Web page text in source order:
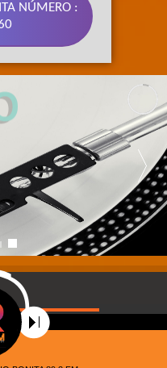
NÚMERO :
89.3 FM, Su radio